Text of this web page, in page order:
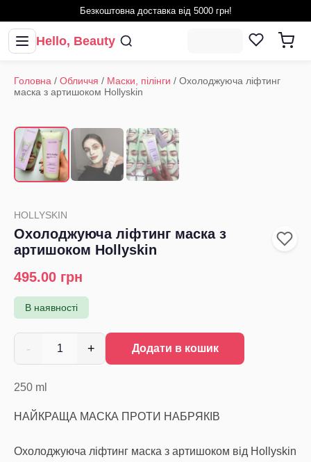
Безкоштовна доставка від 5000 грн!
Hello, Beauty
Головна / Обличчя / Маски, пілінги / Охолоджуюча ліфтинг
маска з артишоком Hollyskin
HOLLYSKIN
Охолоджуюча ліфтинг маска з
артишоком Hollyskin
495.00 грн
В наявності
- 1 + Додати в кошик
250 ml
НАЙКРАЩА МАСКА ПРОТИ НАБРЯКІВ
Охолоджуюча ліфтинг маска з артишоком від Hollyskin